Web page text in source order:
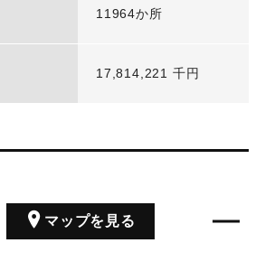
11964か所
17,814,221 千円
マップを見る